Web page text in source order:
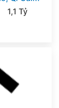
1,1 Tỷ